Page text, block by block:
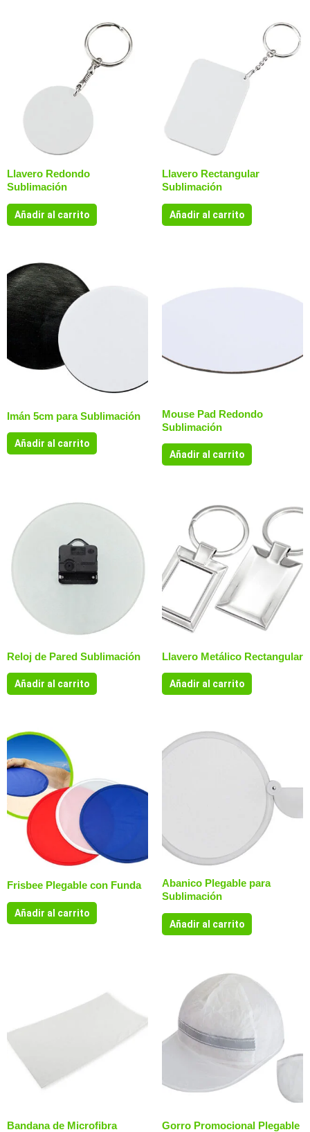
Llavero Redondo
Sublimación
Añadir al carrito
Llavero Rectangular
Sublimación
Añadir al carrito
Imán 5cm para Sublimación
Añadir al carrito
Mouse Pad Redondo
Sublimación
Añadir al carrito
Reloj de Pared Sublimación
Añadir al carrito
Llavero Metálico Rectangular
Añadir al carrito
Frisbee Plegable con Funda
Añadir al carrito
Abanico Plegable para
Sublimación
Añadir al carrito
Bandana de Microfibra Gorro Promocional Plegable